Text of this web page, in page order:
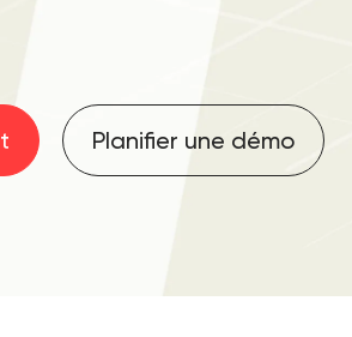
Planifier une démo